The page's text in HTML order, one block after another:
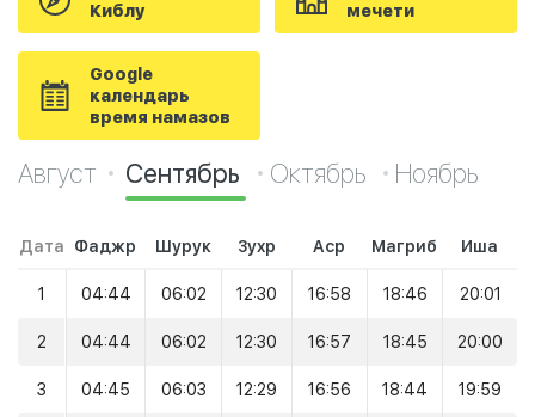
Киблу
мечети
Google
календарь
время намазов
Август Сентябрь Октябрь Ноябрь
Дата Фаджр Шурук Зухр Аср Магриб Иша
1 04:44 06:02 12:30 16:58 18:46 20:01
2 04:44 06:02 12:30 16:57 18:45 20:00
3 04:45 06:03 12:29 16:56 18:44 19:59